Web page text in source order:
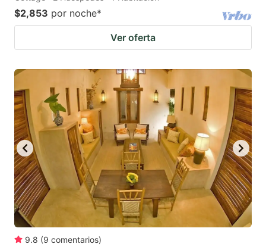
$2,853 por noche*
Ver oferta
9.8 (9 comentarios)